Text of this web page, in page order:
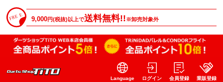
9,000円(税抜)以上で送料無料!!※卸売対象外
Language ログイン 会員登録 業販登録